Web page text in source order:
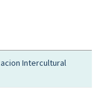
Intercultural